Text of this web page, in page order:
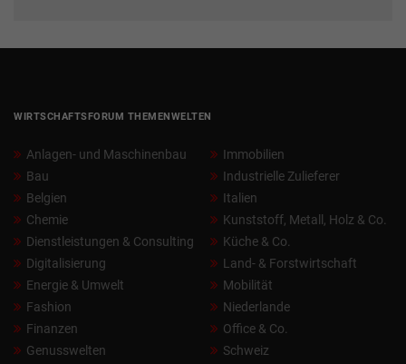
WIRTSCHAFTSFORUM THEMENWELTEN
Anlagen- und Maschinenbau
Bau
Belgien
Chemie
Dienstleistungen & Consulting
Digitalisierung
Energie & Umwelt
Fashion
Finanzen
Genusswelten
Immobilien
Industrielle Zulieferer
Italien
Kunststoff, Metall, Holz & Co.
Küche & Co.
Land- & Forstwirtschaft
Mobilität
Niederlande
Office & Co.
Schweiz